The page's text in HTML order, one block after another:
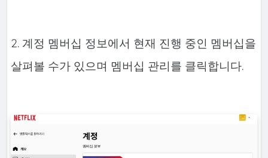
2. 계정 멤버십 정보에서 현재 진행 중인 멤버십을
살펴볼 수가 있으며 멤버십 관리를 클릭합니다.